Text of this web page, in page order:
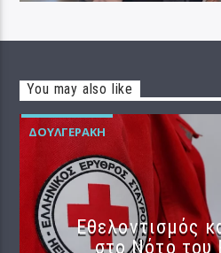
You may also like
ΔΟΥΛΓΕΡΆΚΗ
Εθελοντισμός
στο Νότο του